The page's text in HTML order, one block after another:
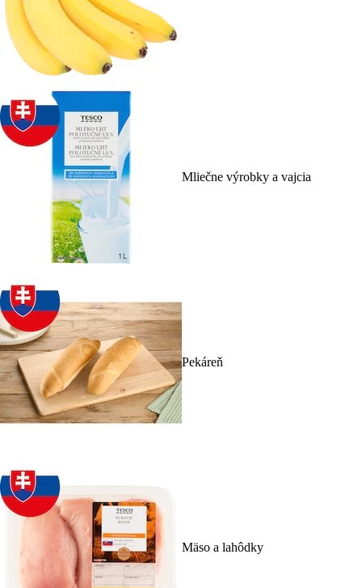
Mliečne výrobky a vajcia
Pekáreň
Mäso a lahôdky